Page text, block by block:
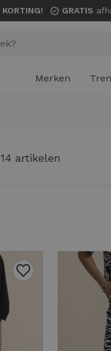
KORTING! GRATIS
Merken
14 artikelen